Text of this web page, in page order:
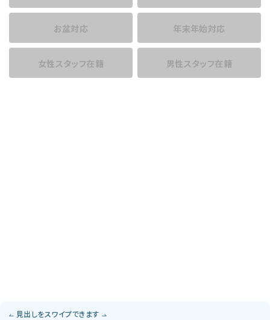
お盆対応 年末年始対応
女性スタッフ在籍 男性スタッフ在籍
見出しをスワイプできます